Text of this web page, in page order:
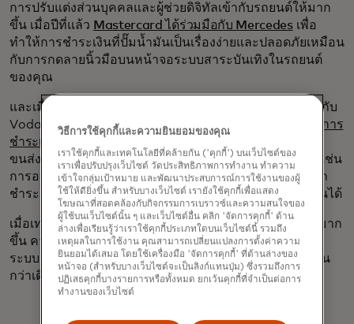
การปรับแต่งส่วนบุคคลและผู้ช่วยดิจิทัลเข้ากับรถยนต์ให้มาก
ขึ้น เมื่อปีที่แล้ว Mastercard ได้ร่วมมือกับ Mercedesเพื่อ
ทำให้การชำระเงินที่ปั๊มน้ำมันเป็นเรื่องง่ายและปลอดภัยเหมือน
กับการกดลายนิ้วมือบนหน้าจอระบบสาระบันเทิงในรถยนต์
ของคุณ
และเมื่อเดือนที่แล้ว Mastercard ได้ประกาศความร่วมมือกับ
Vodafone และ Sumitomo Corporation
เพื่อเปิดใช้งานการ
ชำระเงินอัตโนมัติ ระหว่างเครื่องจักรในอุตสาหกรรมการ
ขนส่งสินค้า การจัดส่ง ยานพาหนะ และโลจิสติกส์ ตัวอย่างเช่น
การอนุญาตให้ยานพาหนะของผู้ประกอบการขนส่งสามารถ
ชำระเงินที่ได้รับอนุญาต ณ สถานีชาร์จหรือสถานีเติมน้ำมันได้
เมื่อเทคโนโลยีและฟีเจอร์ AI เหล่านี้ถูกนำมาใช้ในรถยนต์มาก
ขึ้น คาดว่าประสบการณ์การขับขี่จะใช้งานง่ายยิ่งขึ้น และ
ระบบขับขี่จะมาพร้อมฟีเจอร์ความปลอดภัยอัตโนมัติมากขึ้น
กว่าเดิม
วิธีการใช้คุกกี้และความยินยอมของคุณ
เราใช้คุกกี้และเทคโนโลยีที่คล้ายกัน ('คุกกี้') บนเว็บไซต์ของ
เราเพื่อปรับปรุงเว็บไซต์ วัดประสิทธิภาพการทำงาน ทำความ
เข้าใจกลุ่มเป้าหมาย และพัฒนาประสบการณ์การใช้งานของผู้
ใช้ให้ดียิ่งขึ้น สำหรับบางเว็บไซต์ เรายังใช้คุกกี้เพื่อแสดง
โฆษณาที่สอดคล้องกับกิจกรรมการเบราวซ์และความสนใจของ
ผู้ใช้บนเว็บไซต์นั้น ๆ และเว็บไซต์อื่น คลิก 'จัดการคุกกี้' ด้าน
ล่างเพื่อเรียนรู้ว่าเราใช้คุกกี้ประเภทใดบนเว็บไซต์นี้ รวมถึง
เหตุผลในการใช้งาน คุณสามารถเปลี่ยนแปลงการตั้งค่าความ
ยินยอมได้เสมอ โดยใช้เครื่องมือ 'จัดการคุกกี้' ที่ด้านล่างของ
หน้าจอ (สำหรับบางเว็บไซต์จะเป็นลิงก์แทนปุ่ม) ซึ่งรวมถึงการ
ปฏิเสธคุกกี้บางรายการหรือทั้งหมด ยกเว้นคุกกี้ที่จำเป็นต่อการ
ทำงานของเว็บไซต์